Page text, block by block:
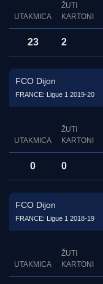
UTAKMICA
ŽUTI
KARTONI
23 2
FCO Dijon
FRANCE: Ligue 1 2019-20
UTAKMICA
ŽUTI
KARTONI
0 0
FCO Dijon
FRANCE: Ligue 1 2018-19
UTAKMICA
ŽUTI
KARTONI